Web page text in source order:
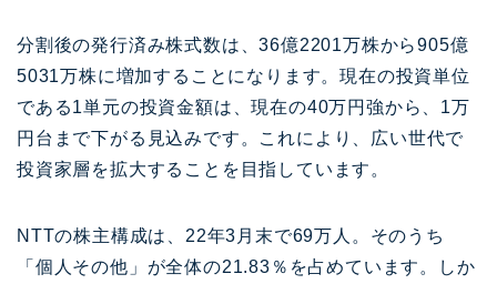
分割後の発行済み株式数は、36億2201万株から905億
5031万株に増加することになります。現在の投資単位
である1単元の投資金額は、現在の40万円強から、1万
円台まで下がる見込みです。これにより、広い世代で
投資家層を拡大することを目指しています。
NTTの株主構成は、22年3月末で69万人。そのうち
「個人その他」が全体の21.83％を占めています。しか